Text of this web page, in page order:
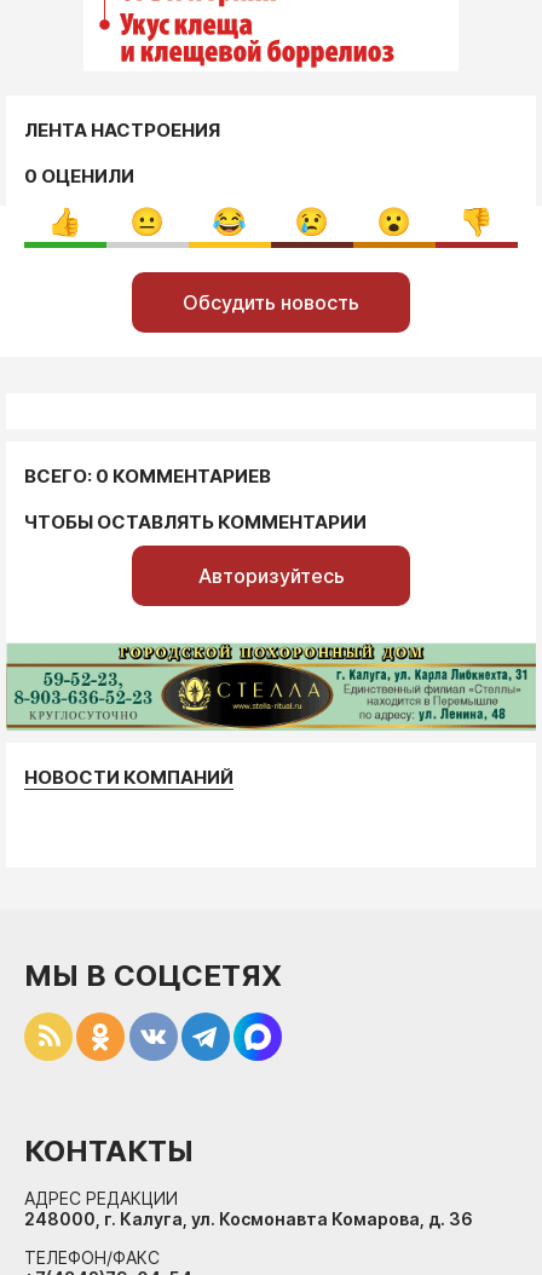
ЛЕНТА НАСТРОЕНИЯ
0 ОЦЕНИЛИ
Обсудить новость
ВСЕГО: 0 КОММЕНТАРИЕВ
ЧТОБЫ ОСТАВЛЯТЬ КОММЕНТАРИИ
Авторизуйтесь
НОВОСТИ КОМПАНИЙ
МЫ В СОЦСЕТЯХ
КОНТАКТЫ
АДРЕС РЕДАКЦИИ
248000, г. Калуга, ул. Космонавта Комарова, д. 36
ТЕЛЕФОН/ФАКС